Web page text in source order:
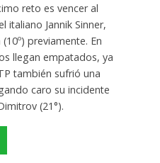
reto es vencer al
italiano Jannik Sinner,
previamente. En
llegan empatados, ya
también sufrió una
caro su incidente
(21°).